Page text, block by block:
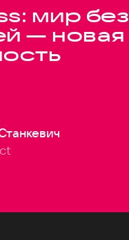
мир без
— новая